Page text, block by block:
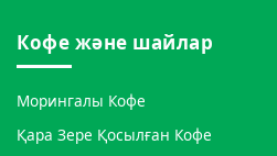
Кофе және шайлар
Морингалы Кофе
Қара Зере Қосылған Кофе